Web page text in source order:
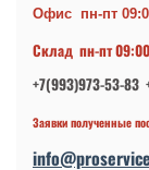
Офис пн-пт
Склад пн-пт
+7(993)973-53-83
Заявки полученные